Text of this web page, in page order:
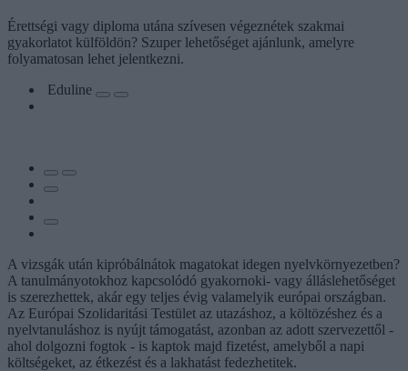
Érettségi vagy diploma utána szívesen végeznétek szakmai
gyakorlatot külföldön? Szuper lehetőséget ajánlunk, amelyre
folyamatosan lehet jelentkezni.
Eduline
A vizsgák után kipróbálnátok magatokat idegen nyelvkörnyezetben?
A tanulmányotokhoz kapcsolódó gyakornoki- vagy álláslehetőséget
is szerezhettek, akár egy teljes évig valamelyik európai országban.
Az Európai Szolidaritási Testület az utazáshoz, a költözéshez és a
nyelvtanuláshoz is nyújt támogatást, azonban az adott szervezettől -
ahol dolgozni fogtok - is kaptok majd fizetést, amelyből a napi
költségeket, az étkezést és a lakhatást fedezhetitek.